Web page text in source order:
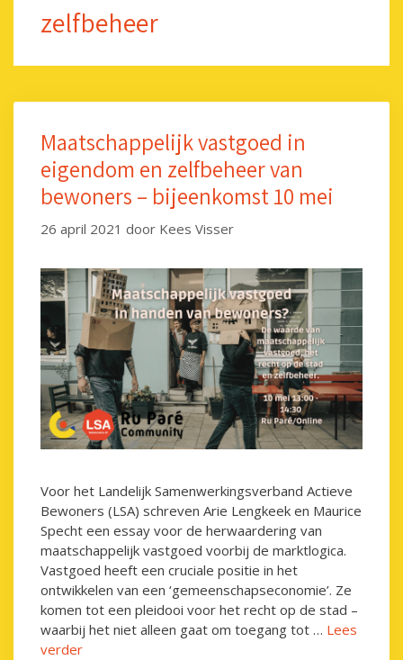
zelfbeheer
Maatschappelijk vastgoed in
eigendom en zelfbeheer van
bewoners – bijeenkomst 10 mei
26 april 2021 door Kees Visser
Voor het Landelijk Samenwerkingsverband Actieve
Bewoners (LSA) schreven Arie Lengkeek en Maurice
Specht een essay voor de herwaardering van
maatschappelijk vastgoed voorbij de marktlogica.
Vastgoed heeft een cruciale positie in het
ontwikkelen van een ‘gemeenschapseconomie’. Ze
komen tot een pleidooi voor het recht op de stad –
waarbij het niet alleen gaat om toegang tot … Lees
verder